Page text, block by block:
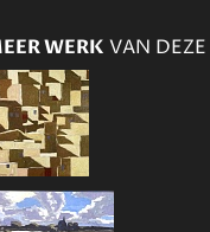
WERK VAN